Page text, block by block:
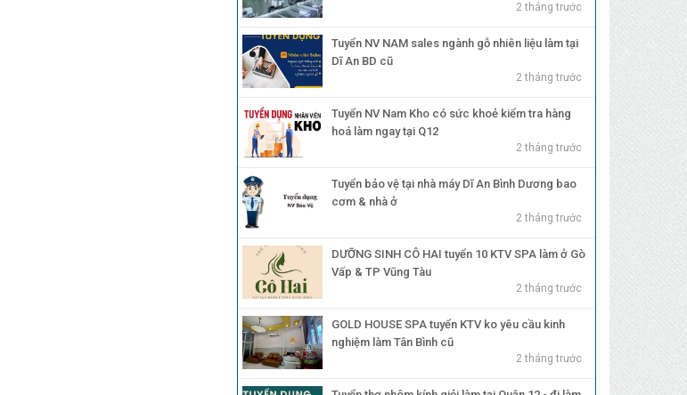
2 tháng trước
Tuyển NV NAM sales ngành gỗ nhiên liệu làm tại
Dĩ An BD cũ
2 tháng trước
Tuyển NV Nam Kho có sức khoẻ kiểm tra hàng
hoá làm ngay tại Q12
2 tháng trước
Tuyển bảo vệ tại nhà máy Dĩ An Bình Dương bao
cơm & nhà ở
2 tháng trước
DƯỠNG SINH CÔ HAI tuyển 10 KTV SPA làm ở Gò
Vấp & TP Vũng Tàu
2 tháng trước
GOLD HOUSE SPA tuyển KTV ko yêu cầu kinh
nghiệm làm Tân Bình cũ
2 tháng trước